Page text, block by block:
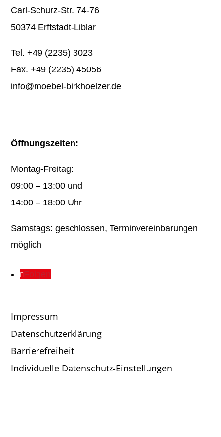
Carl-Schurz-Str. 74-76
50374 Erftstadt-Liblar
Tel.+49 (2235) 3023
Fax. +49 (2235) 45056
info@moebel-birkhoelzer.de
Öffnungszeiten:
Montag-Freitag:
09:00 – 13:00 und
14:00 – 18:00 Uhr
Samstags: geschlossen, Terminvereinbarungen
möglich
Folgen
Impressum
Datenschutzerklärung
Barrierefreiheit
Individuelle Datenschutz-Einstellungen